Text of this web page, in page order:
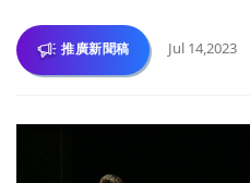
推廣新聞稿 Jul 14,2023